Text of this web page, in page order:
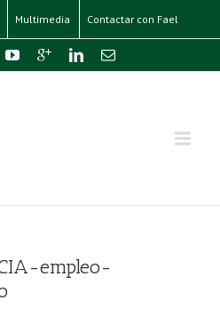
Multimedia Contactar con Fael
empleo-